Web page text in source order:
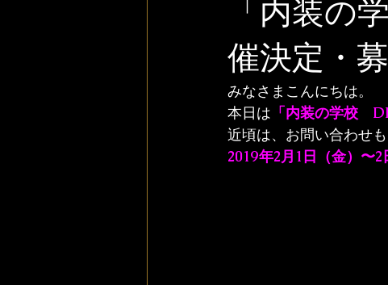
「内装
催決定・
みなさまこんにちは。
本日は 「内装の学校　
近頃は、お問い合わせ
2019年2月1日（金）〜2